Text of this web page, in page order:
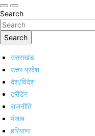
Search
Search
उत्तराखंड
उत्तर प्रदेश
देश/विदेश
ट्रेंडिंग
राजनीति
पंजाब
हरियाणा